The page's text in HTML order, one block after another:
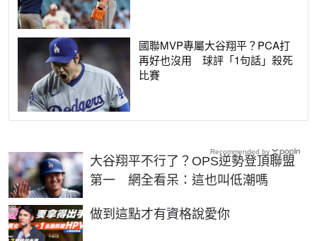
國聯MVP專屬大谷翔平？PCA打
再好也沒用 球評「1句話」殺死
比賽
大谷翔平不行了？OPS逆勢登頂聯盟
第一 網全看呆：這也叫低潮嗎
做到這點才有資格說愛你
PR
Recommended by